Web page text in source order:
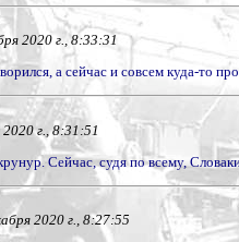
2020 г., 8:33:31
а сейчас и совсем куда-
г., 8:31:51
Сейчас, судя по всему,
2020 г., 8:27:55